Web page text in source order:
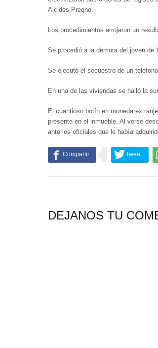
Alcides Pregno.
Los procedimientos arrojaron un
Se procedió a la demora del joven de
Se ejecutó el secuestro de un
En una de las viviendas se halló la
El cuantioso botín en moneda
presente en el inmueble. Al verse
ante los oficiales que le había
DEJANOS TU